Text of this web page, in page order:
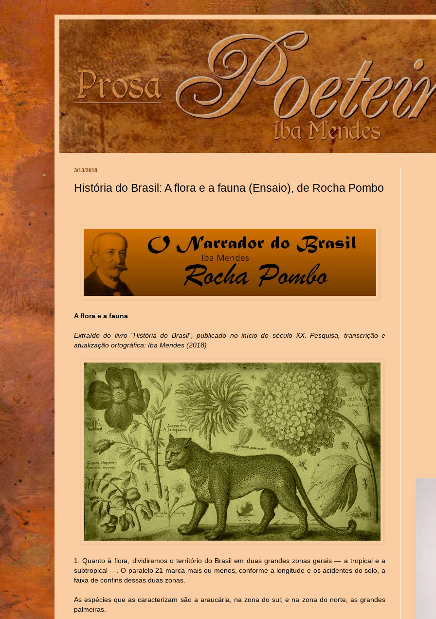
3/13/2018
História do Brasil: A flora e a fauna (Ensaio), de Rocha Pombo
A flora e a fauna
Extraído do livro "História do Brasil", publicado no início do século XX. Pesquisa, transcrição e
atualização ortográfica: Iba Mendes (2018)
1. Quanto à flora, dividiremos o território do Brasil em duas grandes zonas gerais — a tropical e a
subtropical —. O paralelo 21 marca mais ou menos, conforme a longitude e os acidentes do solo, a
faixa de confins dessas duas zonas.
As espécies que as caracterizam são a araucária, na zona do sul; e na zona do norte, as grandes
palmeiras.